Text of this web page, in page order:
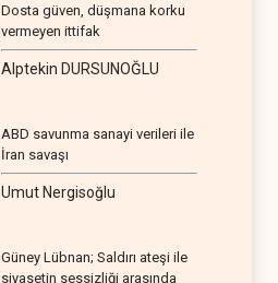
Dosta güven, düşmana korku
vermeyen ittifak
Alptekin DURSUNOĞLU
ABD savunma sanayi verileri ile
İran savaşı
Umut Nergisoğlu
Güney Lübnan; Saldırı ateşi ile
siyasetin sessizliği arasında